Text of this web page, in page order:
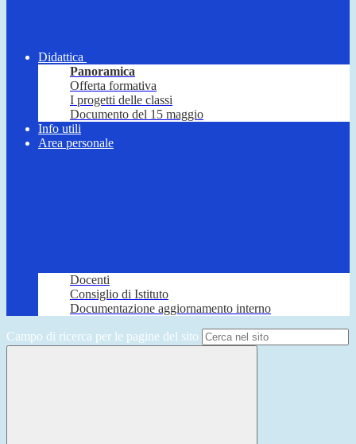
Didattica
Panoramica
Offerta formativa
I progetti delle classi
Documento del 15 maggio
Info utili
Area personale
Docenti
Consiglio di Istituto
Documentazione aggiornamento interno
Campo di ricerca per le pagine del sito